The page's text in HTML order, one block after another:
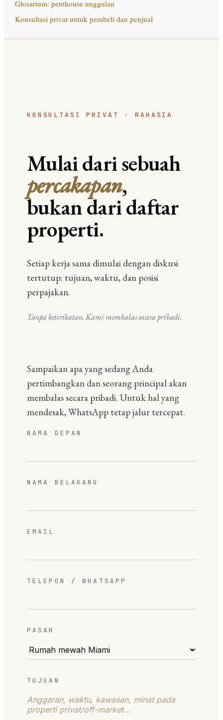
Glosarium: penthouse unggulan
Konsultasi privat untuk pembeli dan penjual
KONSULTASI PRIVAT · RAHASIA
Mulai dari sebuah
percakapan,
bukan dari daftar
properti.
Setiap kerja sama dimulai dengan diskusi
tertutup: tujuan, waktu, dan posisi
perpajakan.
Tanpa keterikatan. Kami membalas secara pribadi.
Sampaikan apa yang sedang Anda
pertimbangkan dan seorang principal akan
membalas secara pribadi. Untuk hal yang
mendesak, WhatsApp tetap jalur tercepat.
NAMA DEPAN
NAMA BELAKANG
EMAIL
TELEPON / WHATSAPP
PASAR
TUJUAN